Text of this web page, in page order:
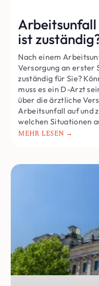
ist
Nach einem
Versorgung an erster
zuständig für Sie?
muss es ein D-Arzt
über die ärztliche
Arbeitsunfall auf und
welchen Situationen
MEHR LESEN →